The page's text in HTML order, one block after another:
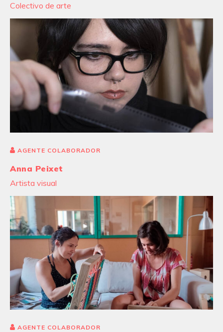
Colectivo de arte
AGENTE COLABORADOR
Anna Peixet
Artista visual
AGENTE COLABORADOR